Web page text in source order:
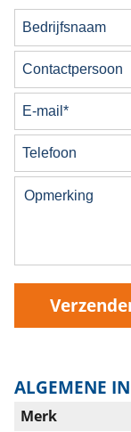
ALGEMENE
Merk